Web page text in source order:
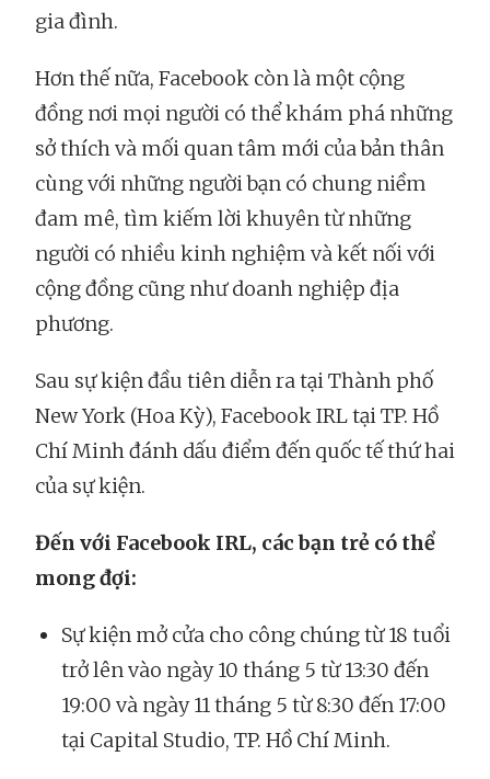
gia đình.
Hơn thế nữa, Facebook còn là một cộng
đồng nơi mọi người có thể khám phá những
sở thích và mối quan tâm mới của bản thân
cùng với những người bạn có chung niềm
đam mê, tìm kiếm lời khuyên từ những
người có nhiều kinh nghiệm và kết nối với
cộng đồng cũng như doanh nghiệp địa
phương.
Sau sự kiện đầu tiên diễn ra tại Thành phố
New York (Hoa Kỳ), Facebook IRL tại TP. Hồ
Chí Minh đánh dấu điểm đến quốc tế thứ hai
của sự kiện.
Đến với Facebook IRL, các bạn trẻ có thể
mong đợi:
Sự kiện mở cửa cho công chúng từ 18 tuổi
trở lên vào ngày 10 tháng 5 từ 13:30 đến
19:00 và ngày 11 tháng 5 từ 8:30 đến 17:00
tại Capital Studio, TP. Hồ Chí Minh.